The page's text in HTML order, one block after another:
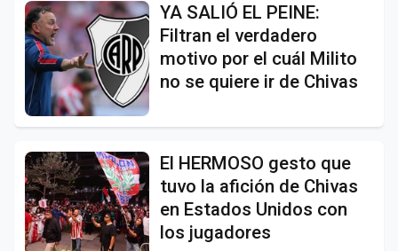
YA SALIÓ EL PEINE:
Filtran el verdadero
motivo por el cuál Milito
no se quiere ir de Chivas
El HERMOSO gesto que
tuvo la afición de Chivas
en Estados Unidos con
los jugadores